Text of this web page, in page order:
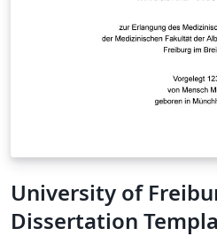
University of
Dissertation